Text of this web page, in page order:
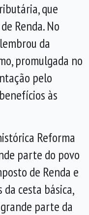
que
Renda. No
da
promulgada no
pelo
às
Reforma
parte do povo
de Renda e
cesta básica,
parte da